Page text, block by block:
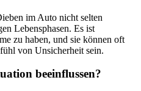
im Auto nicht⁤ selten
‍Lebensphasen. ‌Es ist
zu haben,⁣ und sie können oft
von Unsicherheit sein.
beeinflussen?